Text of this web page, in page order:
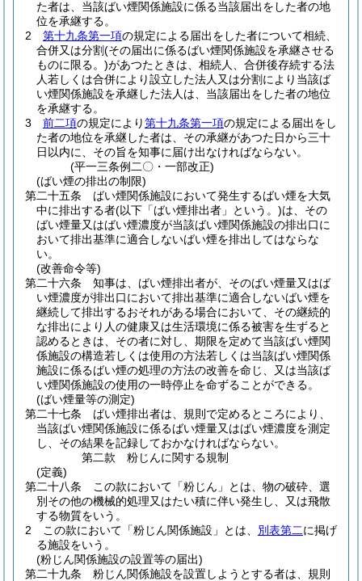
た者は、当該ばい煙関係施設に係る当該届出をした者の地
位を承継する。
2
第十九条第一項の規定による届出をした者について相続、
合併又は分割(その届出に係るばい煙関係施設を承継させる
ものに限る。)があつたときは、相続人、合併後存続する法
人若しくは合併により設立した法人又は分割により当該ば
い煙関係施設を承継した法人は、当該届出をした者の地位
を承継する。
3
前二項の規定により第十九条第一項の規定による届出をし
た者の地位を承継した者は、その承継があつた日から三十
日以内に、その旨を知事に届け出なければならない。
(平一三条例二〇・一部改正)
(ばい煙の排出の制限)
第二十五条
ばい煙関係施設において発生するばい煙を大気
中に排出する者(以下「ばい煙排出者」という。)は、その
ばい煙量又はばい煙濃度が当該ばい煙関係施設の排出口に
おいて排出基準に適合しないばい煙を排出してはならな
い。
(改善命令等)
第二十六条
知事は、ばい煙排出者が、そのばい煙量又はば
い煙濃度が排出口において排出基準に適合しないばい煙を
継続して排出するおそれがある場合において、その継続的
な排出により人の健康又は生活環境に係る被害を生ずると
認めるときは、その者に対し、期限を定めて当該ばい煙関
係施設の構造若しくは使用の方法若しくは当該ばい煙関係
施設に係るばい煙の処理の方法の改善を命じ、又は当該ば
い煙関係施設の使用の一時停止を命ずることができる。
(ばい煙量等の測定)
第二十七条
ばい煙排出者は、規則で定めるところにより、
当該ばい煙関係施設に係るばい煙量又はばい煙濃度を測定
し、その結果を記録しておかなければならない。
第二款
粉じんに関する規制
(定義)
第二十八条
この款において「粉じん」とは、物の破砕、選
別その他の機械的処理又はたい積に伴い発生し、又は飛散
する物質をいう。
2
この款において「粉じん関係施設」とは、 別表第二に掲げ
る施設をいう。
(粉じん関係施設の設置等の届出)
第二十九条
粉じん関係施設を設置しようとする者は、規則